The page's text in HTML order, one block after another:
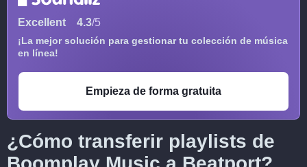
Excellent 4.3/5
¡La mejor solución para gestionar tu colección de música
en línea!
Empieza de forma gratuita
¿Cómo transferir playlists de